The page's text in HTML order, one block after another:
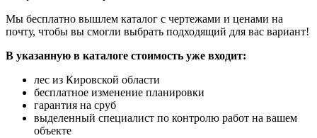
Мы бесплатно вышлем каталог с чертежами и ценами на
почту, чтобы вы смогли выбрать подходящий для вас вариант!
В указанную в каталоге стоимость уже входит:
лес из Кировской области
бесплатное изменение планировки
гарантия на сруб
выделенный специалист по контролю работ на вашем
объекте